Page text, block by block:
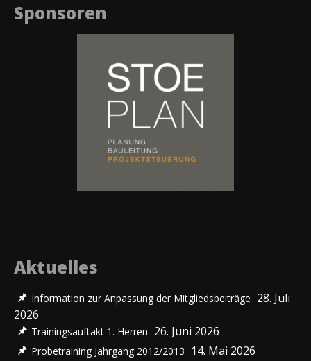
Sponsoren
Aktuelles
Information zur Anpassung der Mitgliedsbeiträge 28. Juli
2026
Trainingsauftakt 1. Herren 26. Juni 2026
Probetraining Jahrgang 2012/2013 14. Mai 2026